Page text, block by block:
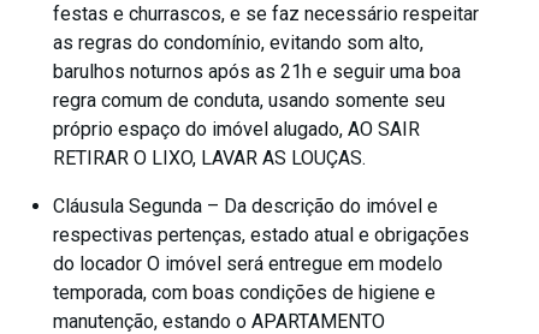
festas e churrascos, e se faz necessário respeitar
as regras do condomínio, evitando som alto,
barulhos noturnos após as 21h e seguir uma boa
regra comum de conduta, usando somente seu
próprio espaço do imóvel alugado, AO SAIR
RETIRAR O LIXO, LAVAR AS LOUÇAS.
Cláusula Segunda – Da descrição do imóvel e
respectivas pertenças, estado atual e obrigações
do locador O imóvel será entregue em modelo
temporada, com boas condições de higiene e
manutenção, estando o APARTAMENTO